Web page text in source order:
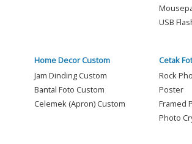
USB
Home Decor Custom
Jam Dinding Custom
Bantal Foto Custom
Celemek (Apron) Custom
Cetak
Rock
Poster
Framed
Photo